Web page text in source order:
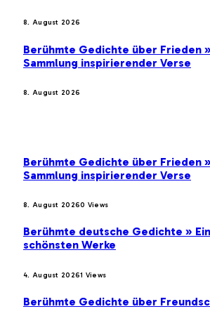
8. August 2026
Berühmte Gedichte über Frieden
Sammlung inspirierender Verse
8. August 2026
Berühmte Gedichte über Frieden
Sammlung inspirierender Verse
8. August 20260 Views
Berühmte deutsche Gedichte »
schönsten Werke
4. August 20261 Views
Berühmte Gedichte über